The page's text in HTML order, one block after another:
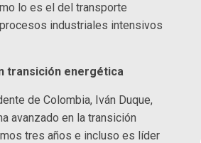
lo es el del transporte
industriales intensivos
transición energética
de Colombia, Iván Duque,
avanzado en la transición
tres años e incluso es líder